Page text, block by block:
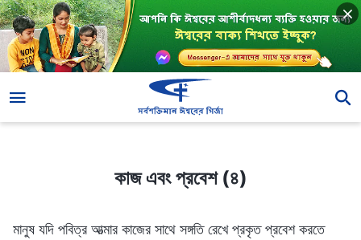
কাজ এবং প্রবেশ (৪)
মানুষ যদি পবিত্র আত্মার কাজের সাথে সঙ্গতি রেখে প্রকৃত প্রবেশ করতে